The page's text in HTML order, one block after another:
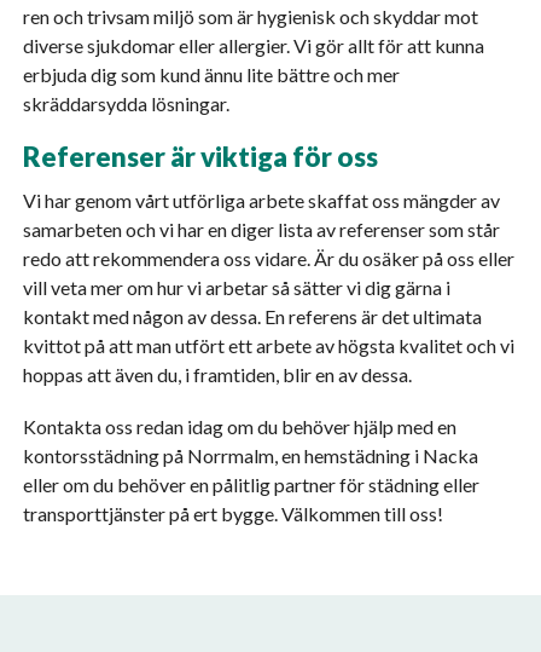
ren och trivsam miljö som är hygienisk och skyddar mot
diverse sjukdomar eller allergier. Vi gör allt för att kunna
erbjuda dig som kund ännu lite bättre och mer
skräddarsydda lösningar.
Referenser är viktiga för oss
Vi har genom vårt utförliga arbete skaffat oss mängder av
samarbeten och vi har en diger lista av referenser som står
redo att rekommendera oss vidare. Är du osäker på oss eller
vill veta mer om hur vi arbetar så sätter vi dig gärna i
kontakt med någon av dessa. En referens är det ultimata
kvittot på att man utfört ett arbete av högsta kvalitet och vi
hoppas att även du, i framtiden, blir en av dessa.
Kontakta oss redan idag om du behöver hjälp med en
kontorsstädning på Norrmalm, en hemstädning i Nacka
eller om du behöver en pålitlig partner för städning eller
transporttjänster på ert bygge. Välkommen till oss!